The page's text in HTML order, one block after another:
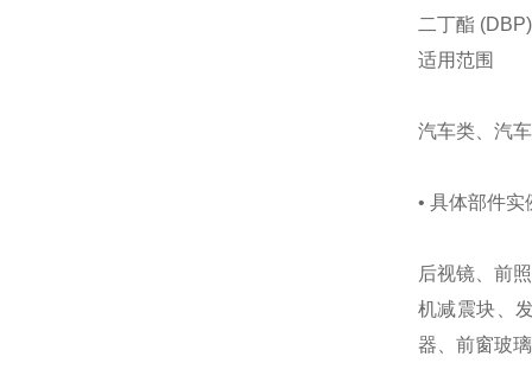
二丁酯
适用范围
汽车类、汽
• 具体部件实
后视镜、前
机减震块、
器、前窗玻